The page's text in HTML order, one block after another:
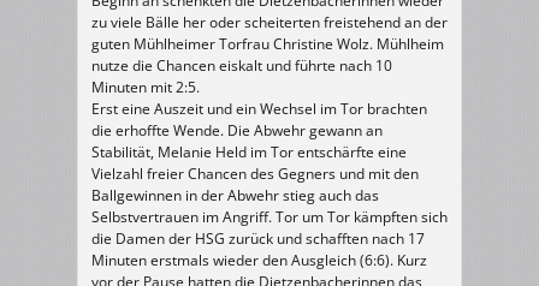
zu viele Bälle her oder scheiterten freistehend an der
guten Mühlheimer Torfrau Christine Wolz. Mühlheim
nutze die Chancen eiskalt und führte nach 10
Minuten mit 2:5.
Erst eine Auszeit und ein Wechsel im Tor brachten
die erhoffte Wende. Die Abwehr gewann an
Stabilität, Melanie Held im Tor entschärfte eine
Vielzahl freier Chancen des Gegners und mit den
Ballgewinnen in der Abwehr stieg auch das
Selbstvertrauen im Angriff. Tor um Tor kämpften sich
die Damen der HSG zurück und schafften nach 17
Minuten erstmals wieder den Ausgleich (6:6). Kurz
vor der Pause hatten die Dietzenbacherinnen das